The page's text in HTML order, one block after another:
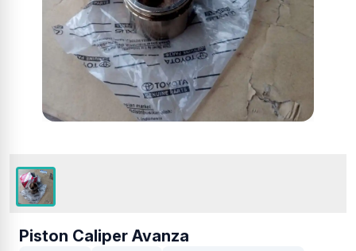
Piston Caliper Avanza